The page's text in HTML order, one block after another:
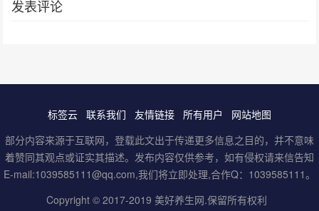
发表评论
标签云 联系我们 友情链接 所有用户
网站地图
部分内容来源于互联网，登载此文出于传递更多信息之目的，并不意味
着赞同其观点或证实其描述。发布内容仅供参考，如有侵权请来信告知
E-mail:1039585111@qq.com,我们将立即处理,合作Q：1039585111。
Copyright © 2017-2019 美好养生网.保留所有权利